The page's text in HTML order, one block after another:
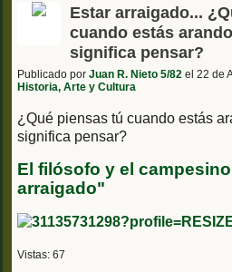
Estar arraigado...
cuando estás
significa pensar?
Publicado por Juan R. Nieto 5/82 el 22 de
Historia, Arte y Cultura
¿Qué piensas tú cuando estás
significa pensar?
El filósofo y el
arraigado"
Vistas: 67